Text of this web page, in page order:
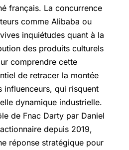
français. La concurrence
comme Alibaba ou
inquiétudes quant à la
des produits culturels
comprendre cette
de retracer la montée
influenceurs, qui risquent
dynamique industrielle.
de Fnac Darty par Daniel
depuis 2019,
réponse stratégique pour